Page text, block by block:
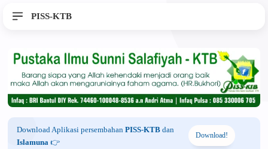
PISS-KTB
Download Aplikasi persembahan PISS-KTB dan
Islamuna 👉
Download!